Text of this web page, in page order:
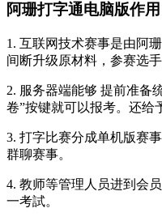
阿珊打字通电脑版作用
1. 互联网技术赛事是由阿
间断升级原材料，参赛选
2. 服务器端能够 提前准备
卷”按键就可以报考。还给
3. 打字比赛分成单机版赛
群聊赛事。
4. 教师等管理人员进到会
一考試。